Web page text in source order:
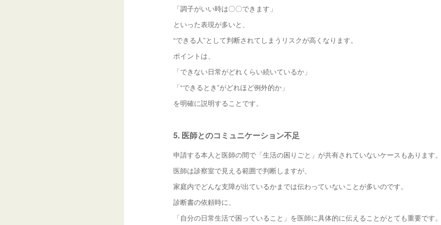
「調子がいい時は〇〇できます」
といった表現が多いと、
“できる人”として判断されてしまうリスクが高くなります。
ポイントは、
「できない日常がどれくらい続いているか」
「“できるとき”がどれほど例外的か」
を明確に説明することです。
5. 医師とのコミュニケーション不足
申請する本人と医師の間で「生活の困りごと」が共有されていないケースもあります
医師は診察室で見える範囲で判断しますが、
家庭内でどんな支障が出ているかまでは伝わっていないことが多いのです。
診断書の依頼時に、
「自分の日常生活で困っていること」を医師に具体的に伝えることがとても重要です